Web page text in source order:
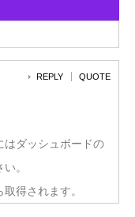
REPLY QUOTE
はダッシュボードの
。
取得されます。